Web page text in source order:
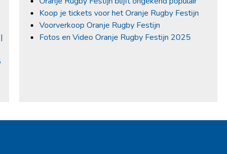
Koop je tickets voor het Oranje Rugby Festijn
Voorverkoop Oranje Rugby Festijn
Fotos en Video Oranje Rugby Festijn 2025